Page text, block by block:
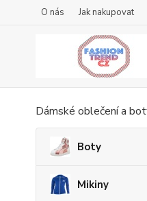
O nás Jak nakupovat
Dámské oblečení a
Boty
Mikiny